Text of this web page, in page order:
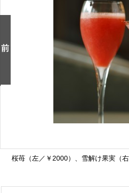
桜苺（左／￥2000）、雪解け果実（